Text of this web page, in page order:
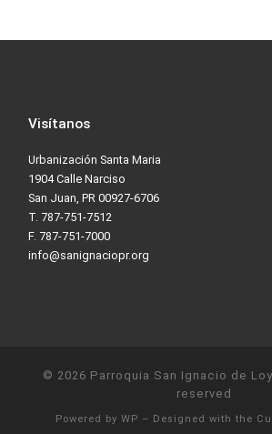
Visítanos
Urbanización Santa Maria
1904 Calle Narciso
San Juan, PR 00927-6706
T. 787-751-7512
F. 787-751-7000
info@sanignaciopr.org
© 2026 Parroquia San Ignacio de
reserved
Powered by WP – Designed with the